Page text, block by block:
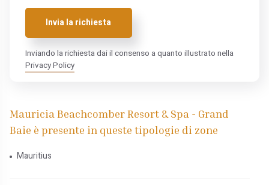
Invia la richiesta
Inviando la richiesta dai il consenso a quanto illustrato nella
Privacy Policy
Mauricia Beachcomber Resort & Spa - Grand
Baie è presente in queste tipologie di zone
Mauritius